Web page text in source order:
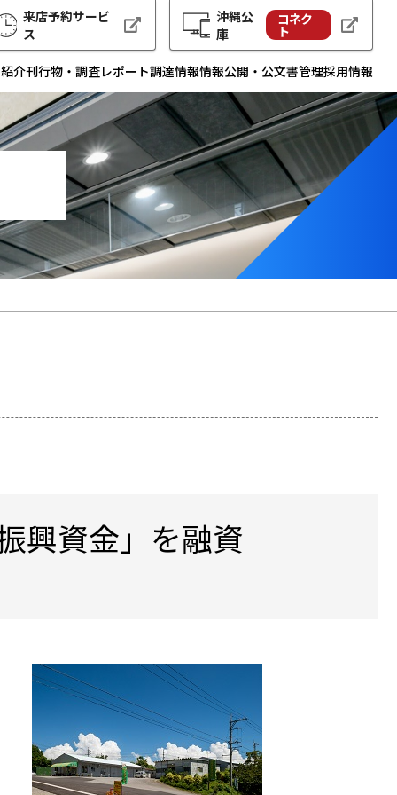
来店予約サービ
ス
沖縄公
庫
コネク
ト
介刊行物・調査レポート調達情報情報公開・公文書管理採用情報
興資金」を融資